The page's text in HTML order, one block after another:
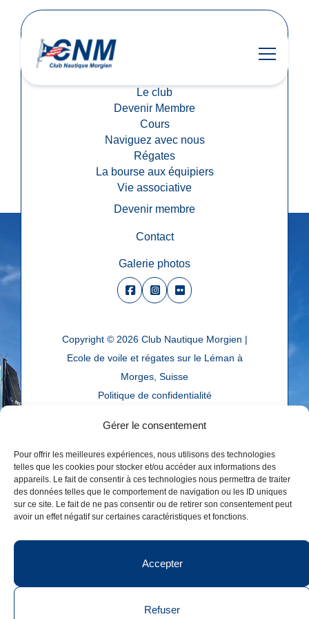
Gérer le consentement
Pour offrir les meilleures expériences, nous utilisons des technologies
telles que les cookies pour stocker et/ou accéder aux informations des
appareils. Le fait de consentir à ces technologies nous permettra de traiter
des données telles que le comportement de navigation ou les ID uniques
sur ce site. Le fait de ne pas consentir ou de retirer son consentement peut
avoir un effet négatif sur certaines caractéristiques et fonctions.
Accepter
Refuser
Le club
Devenir Membre
Cours
Naviguez avec nous
Régates
La bourse aux équipiers
Vie associative
Devenir membre
Contact
Galerie photos
Copyright © 2026 Club Nautique Morgien |
Ecole de voile et régates sur le Léman à
Morges, Suisse
Politique de confidentialité